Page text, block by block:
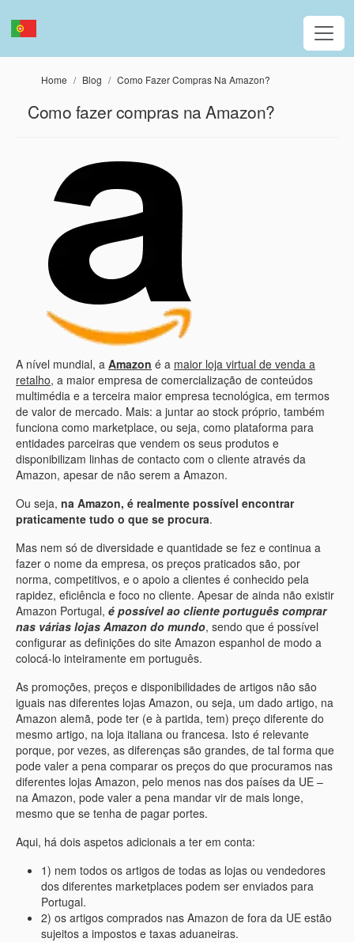
Home Blog Como Fazer Compras Na Amazon?
Como fazer compras na Amazon?
A nível mundial, a Amazon é a maior loja virtual de venda a
retalho, a maior empresa de comercialização de conteúdos
multimédia e a terceira maior empresa tecnológica, em termos
de valor de mercado. Mais: a juntar ao stock próprio, também
funciona como marketplace, ou seja, como plataforma para
entidades parceiras que vendem os seus produtos e
disponibilizam linhas de contacto com o cliente através da
Amazon, apesar de não serem a Amazon.
Ou seja, na Amazon, é realmente possível encontrar
praticamente tudo o que se procura.
Mas nem só de diversidade e quantidade se fez e continua a
fazer o nome da empresa, os preços praticados são, por
norma, competitivos, e o apoio a clientes é conhecido pela
rapidez, eficiência e foco no cliente. Apesar de ainda não existir
Amazon Portugal, é possível ao cliente português comprar
nas várias lojas Amazon do mundo, sendo que é possível
configurar as definições do site Amazon espanhol de modo a
colocá-lo inteiramente em português.
As promoções, preços e disponibilidades de artigos não são
iguais nas diferentes lojas Amazon, ou seja, um dado artigo, na
Amazon alemã, pode ter (e à partida, tem) preço diferente do
mesmo artigo, na loja italiana ou francesa. Isto é relevante
porque, por vezes, as diferenças são grandes, de tal forma que
pode valer a pena comparar os preços do que procuramos nas
diferentes lojas Amazon, pelo menos nas dos países da UE –
na Amazon, pode valer a pena mandar vir de mais longe,
mesmo que se tenha de pagar portes.
Aqui, há dois aspetos adicionais a ter em conta:
1) nem todos os artigos de todas as lojas ou vendedores
dos diferentes marketplaces podem ser enviados para
Portugal.
2) os artigos comprados nas Amazon de fora da UE estão
sujeitos a impostos e taxas aduaneiras.